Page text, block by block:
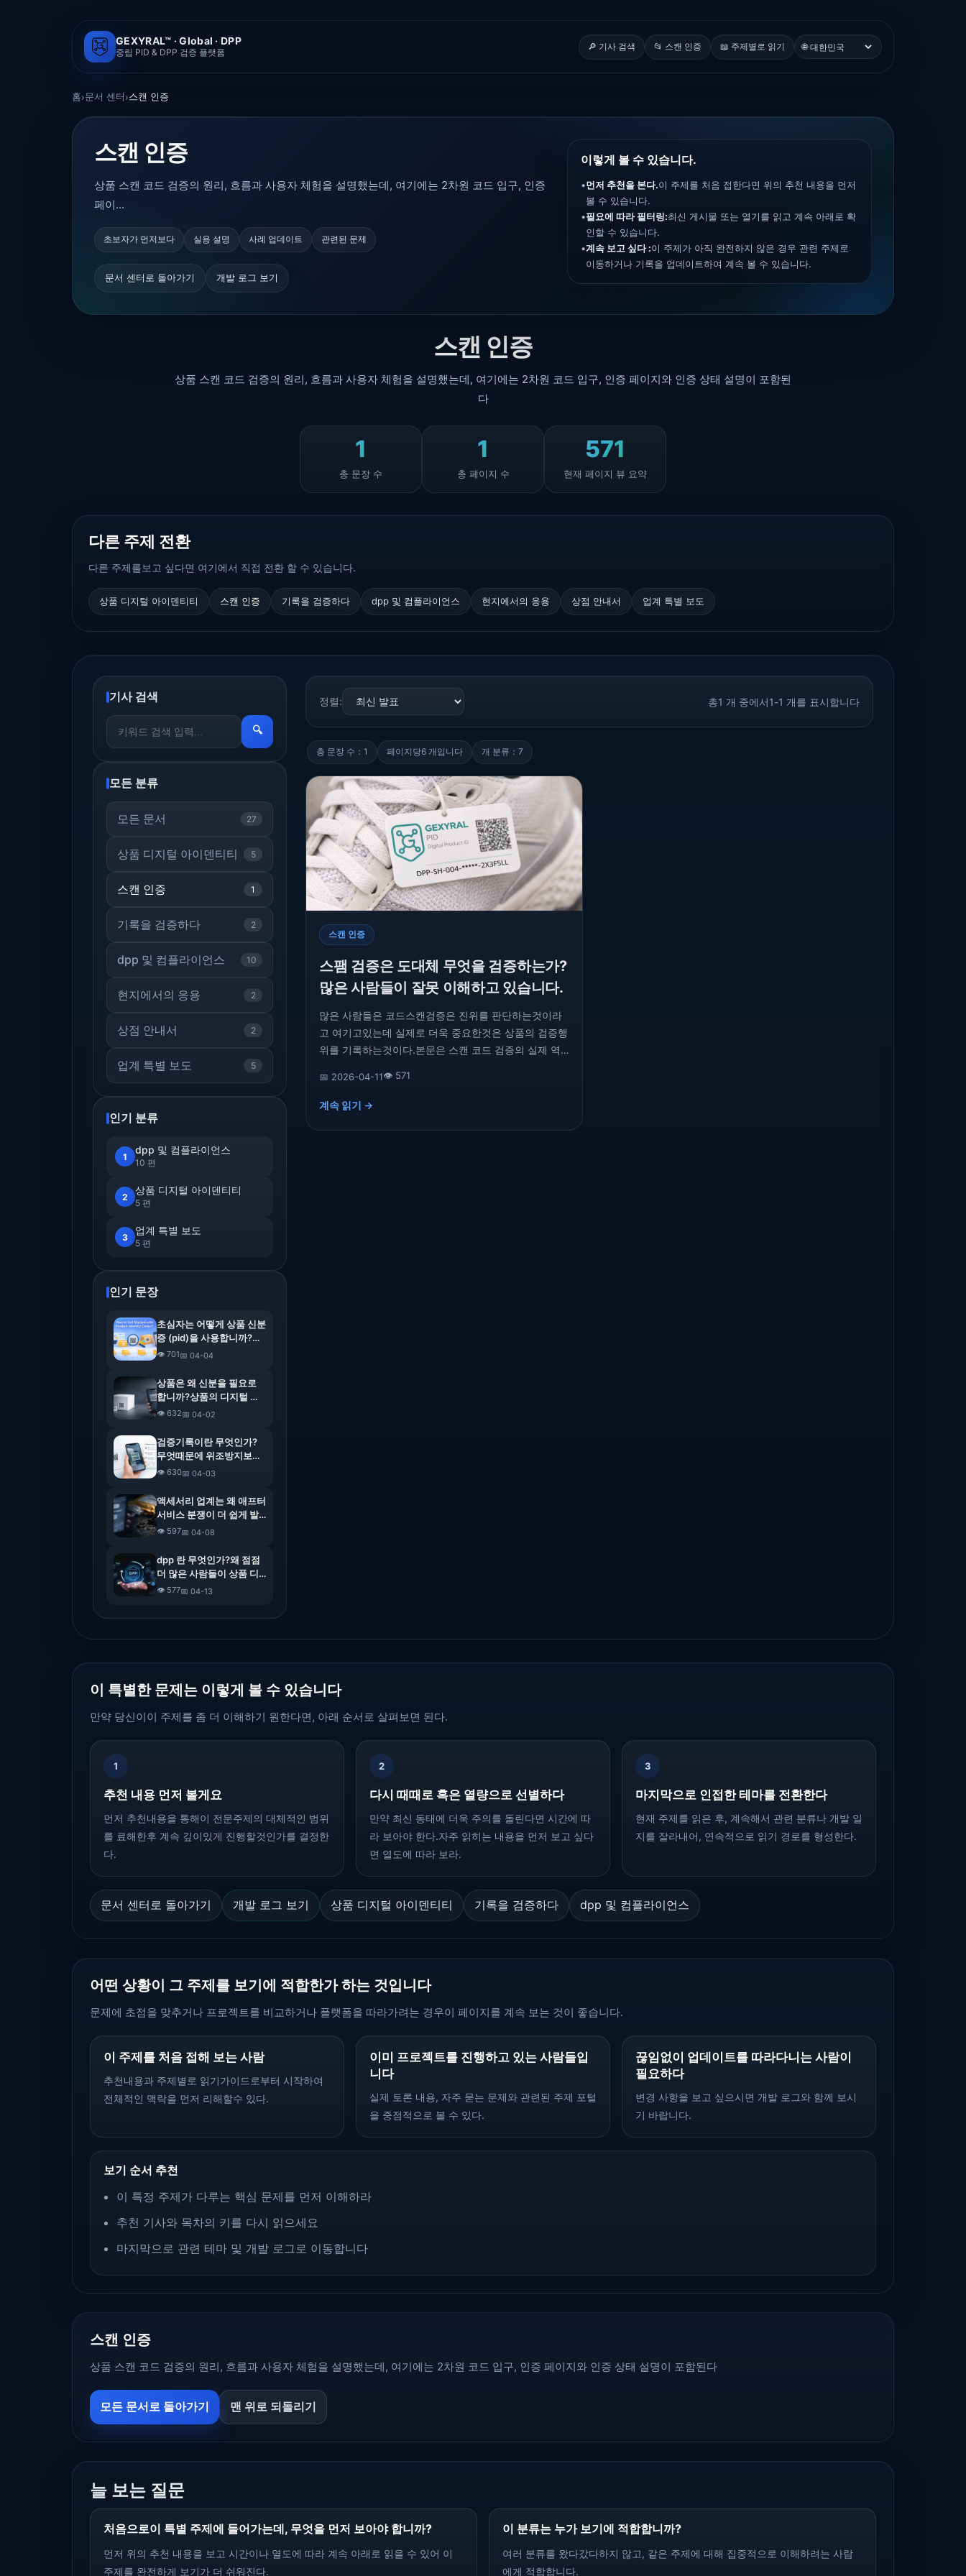
GEXYRAL™ · Global · DPP
중립 PID & DPP 검증 플랫폼
🔎 기사 검색 📂 스캔 인증 📖 주제별로 읽기 🌐
홈›문서 센터›스캔 인증
스캔 인증
상품 스캔 코드 검증의 원리, 흐름과 사용자 체험을 설명했는데, 여기에는 2차원 코드 입구, 인증
페이...
초보자가 먼저보다 실용 설명 사례 업데이트 관련된 문제
문서 센터로 돌아가기 개발 로그 보기
이렇게 볼 수 있습니다.
•먼저 추천을 본다.이 주제를 처음 접한다면 위의 추천 내용을 먼저
볼 수 있습니다.
•필요에 따라 필터링:최신 게시물 또는 열기를 읽고 계속 아래로 확
인할 수 있습니다.
•계속 보고 싶다 :이 주제가 아직 완전하지 않은 경우 관련 주제로
이동하거나 기록을 업데이트하여 계속 볼 수 있습니다.
스캔 인증
상품 스캔 코드 검증의 원리, 흐름과 사용자 체험을 설명했는데, 여기에는 2차원 코드 입구, 인증 페이지와 인증 상태 설명이 포함된
다
1
총 문장 수
1
총 페이지 수
571
현재 페이지 뷰 요약
다른 주제 전환
다른 주제를보고 싶다면 여기에서 직접 전환 할 수 있습니다.
상품 디지털 아이덴티티 스캔 인증 기록을 검증하다 dpp 및 컴플라이언스 현지에서의 응용 상점 안내서 업계 특별 보도
기사 검색
🔍
모든 분류
모든 문서 27
상품 디지털 아이덴티티 5
스캔 인증 1
기록을 검증하다 2
dpp 및 컴플라이언스 10
현지에서의 응용 2
상점 안내서 2
업계 특별 보도 5
인기 분류
1
dpp 및 컴플라이언스
10 편
2
상품 디지털 아이덴티티
5 편
3
업계 특별 보도
5 편
인기 문장
초심자는 어떻게 상품 신분
증 (pid)을 사용합니까?전
체 작업 안내서
👁️ 701📅 04-04
상품은 왜 신분을 필요로
합니까?상품의 디지털 정
체성의 의의와 가치 해석
👁️ 632📅 04-02
검증기록이란 무엇인가?
무엇때문에 위조방지보다
더 중요한가
👁️ 630📅 04-03
액세서리 업계는 왜 애프터
서비스 분쟁이 더 쉽게 발
생하나요?반품 논란에서
👁️ 597📅 04-08
dpp 란 무엇인가?왜 점점
더 많은 사람들이 상품 디
지털 여권의 추세에 관심을
👁️ 577📅 04-13
정렬: 총1 개 중에서1-1 개를 표시합니다
총 문장 수：1 페이지당6 개입니다 개 분류：7
스캔 인증
스팸 검증은 도대체 무엇을 검증하는가?
많은 사람들이 잘못 이해하고 있습니다.
많은 사람들은 코드스캔검증은 진위를 판단하는것이라
고 여기고있는데 실제로 더욱 중요한것은 상품의 검증행
위를 기록하는것이다.본문은 스캔 코드 검증의 실제 역
하고 있다.
📅 2026-04-11👁️ 571
계속 읽기 →
이 특별한 문제는 이렇게 볼 수 있습니다
만약 당신이이 주제를 좀 더 이해하기 원한다면, 아래 순서로 살펴보면 된다.
1
추천 내용 먼저 볼게요
먼저 추천내용을 통해이 전문주제의 대체적인 범위
를 료해한후 계속 깊이있게 진행할것인가를 결정한
다.
2
다시 때때로 혹은 열량으로 선별하다
만약 최신 동태에 더욱 주의를 돌린다면 시간에 따
라 보아야 한다.자주 읽히는 내용을 먼저 보고 싶다
면 열도에 따라 보라.
3
마지막으로 인접한 테마를 전환한다
현재 주제를 읽은 후, 계속해서 관련 분류나 개발 일
지를 잘라내어, 연속적으로 읽기 경로를 형성한다.
문서 센터로 돌아가기 개발 로그 보기 상품 디지털 아이덴티티 기록을 검증하다 dpp 및 컴플라이언스
어떤 상황이 그 주제를 보기에 적합한가 하는 것입니다
문제에 초점을 맞추거나 프로젝트를 비교하거나 플랫폼을 따라가려는 경우이 페이지를 계속 보는 것이 좋습니다.
이 주제를 처음 접해 보는 사람
추천내용과 주제별로 읽기가이드로부터 시작하여
전체적인 맥락을 먼저 리해할수 있다.
이미 프로젝트를 진행하고 있는 사람들입
니다
실제 토론 내용, 자주 묻는 문제와 관련된 주제 포털
을 중점적으로 볼 수 있다.
끊임없이 업데이트를 따라다니는 사람이
필요하다
변경 사항을 보고 싶으시면 개발 로그와 함께 보시
기 바랍니다.
보기 순서 추천
이 특정 주제가 다루는 핵심 문제를 먼저 이해하라
추천 기사와 목차의 키를 다시 읽으세요
마지막으로 관련 테마 및 개발 로그로 이동합니다
스캔 인증
상품 스캔 코드 검증의 원리, 흐름과 사용자 체험을 설명했는데, 여기에는 2차원 코드 입구, 인증 페이지와 인증 상태 설명이 포함된다
모든 문서로 돌아가기 맨 위로 되돌리기
늘 보는 질문
처음으로이 특별 주제에 들어가는데, 무엇을 먼저 보아야 합니까?
먼저 위의 추천 내용을 보고 시간이나 열도에 따라 계속 아래로 읽을 수 있어 이
주제를 완전하게 보기가 더 쉬워진다.
이 분류는 누가 보기에 적합합니까?
여러 분류를 왔다갔다하지 않고, 같은 주제에 대해 집중적으로 이해하려는 사람
에게 적합합니다.